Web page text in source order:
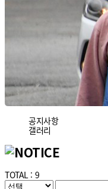
공지사항
갤러리
TOTAL : 9